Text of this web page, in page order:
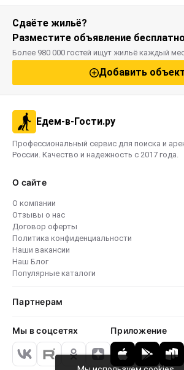
Сдаёте жильё?
Разместите объявление бесплатно
Более 980 000 гостей ищут жильё каждый
Добавить
Едем-в-Гости.ру
Профессиональный сервис для поиска и
России. Качество и надежность с 2017 года.
О сайте
О компании
Отзывы о нас
Договор оферты
Политика конфиденциальности
Наши вакансии
Наш Блог
Популярные каталоги
Партнерам
Мы в соцсетях Приложение